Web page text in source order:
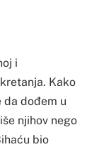
i
Kako
da dođem u
njihov nego
bio